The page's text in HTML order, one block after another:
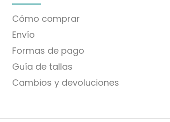
Cómo comprar
Envío
Formas de pago
Guía de tallas
Cambios y devoluciones